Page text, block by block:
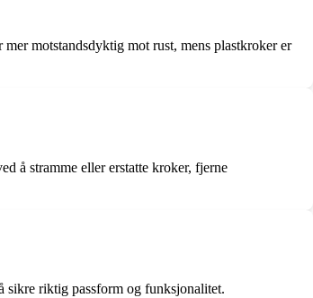
motstandsdyktig mot rust, mens plastkroker er
å stramme eller erstatte kroker, fjerne
sikre riktig passform og funksjonalitet.